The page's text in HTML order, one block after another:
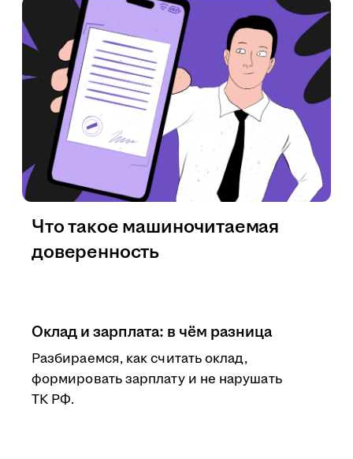
Оклад и зарплата: в чём разница
Разбираемся, как считать оклад,
формировать зарплату и не нарушать
ТК РФ.
Что такое машиночитаемая
доверенность